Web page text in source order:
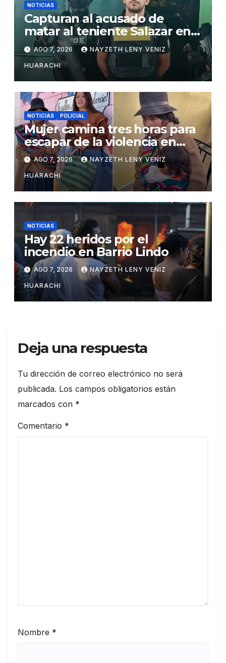
NOTICIAS
Capturan al acusado de
matar al teniente Salazar en
San Matías
AGO 7, 2026 NAYZETH LENY VENIZ
HUARACHI
NOTICIAS POLICIAL
Mujer camina tres horas para
escapar de la violencia en
Potosí
AGO 7, 2026 NAYZETH LENY VENIZ
HUARACHI
NOTICIAS
Hay 22 heridos por el
incendio en Barrio Lindo
AGO 7, 2026 NAYZETH LENY VENIZ
HUARACHI
Deja una respuesta
Tu dirección de correo electrónico no será
publicada. Los campos obligatorios están
marcados con *
Comentario *
Nombre *